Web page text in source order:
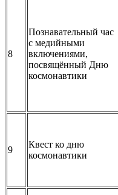
8
Познавательный час
с медийными
включениями,
посвящённый Дню
космонавтики
9
Квест ко дню
космонавтики